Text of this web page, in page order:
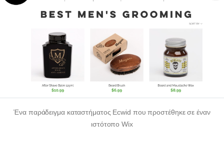
Ένα παράδειγμα καταστήματος Ecwid που προστέθηκε σε έναν
ιστότοπο Wix